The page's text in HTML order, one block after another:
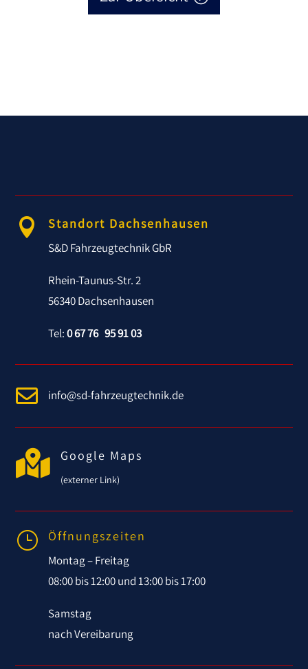
 Standort Dachsenhausen
S&D Fahrzeugtechnik GbR
Rhein-Taunus-Str. 2
56340 Dachsenhausen
Tel:0 67 76 95 91 03
 info@sd-fahrzeugtechnik.de
 Google Maps
(externer Link)
} Öffnungszeiten
Montag – Freitag
08:00 bis 12:00 und 13:00 bis 17:00
Samstag
nach Vereibarung